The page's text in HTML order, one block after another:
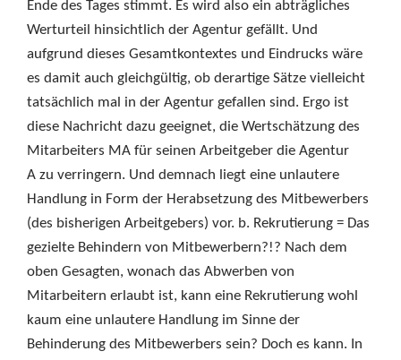
Ende des Tages stimmt. Es wird also ein abträgliches
Werturteil hinsichtlich der Agentur gefällt. Und
aufgrund dieses Gesamtkontextes und Eindrucks wäre
es damit auch gleichgültig, ob derartige Sätze vielleicht
tatsächlich mal in der Agentur gefallen sind. Ergo ist
diese Nachricht dazu geeignet, die Wertschätzung des
Mitarbeiters MA für seinen Arbeitgeber die Agentur
A zu verringern. Und demnach liegt eine unlautere
Handlung in Form der Herabsetzung des Mitbewerbers
(des bisherigen Arbeitgebers) vor. b. Rekrutierung = Das
gezielte Behindern von Mitbewerbern?!? Nach dem
oben Gesagten, wonach das Abwerben von
Mitarbeitern erlaubt ist, kann eine Rekrutierung wohl
kaum eine unlautere Handlung im Sinne der
Behinderung des Mitbewerbers sein? Doch es kann. In